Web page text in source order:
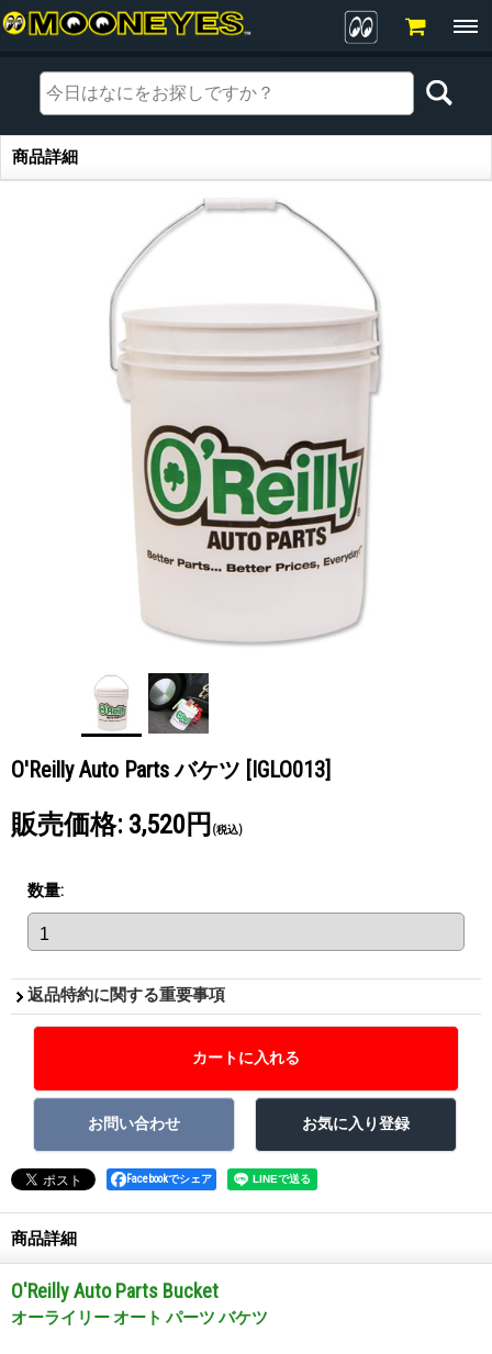
商品詳細
商品詳細
O'Reilly Auto Parts バケツ [IGLO013]
販売価格: 3,520円 (税込)
数量:
返品特約に関する重要事項
Facebookでシェア
商品詳細
O'Reilly Auto Parts Bucket
オーライリー オート パーツ バケツ